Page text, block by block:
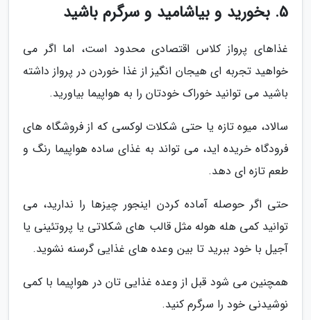
5. بخورید و بیاشامید و سرگرم باشید
غذاهای پرواز کلاس اقتصادی محدود است، اما اگر می
خواهید تجربه ای هیجان انگیز از غذا خوردن در پرواز داشته
باشید می توانید خوراک خودتان را به هواپیما بیاورید.
سالاد، میوه تازه یا حتی شکلات لوکسی که از فروشگاه های
فرودگاه خریده اید، می تواند به غذای ساده هواپیما رنگ و
طعم تازه ای دهد.
حتی اگر حوصله آماده کردن اینجور چیزها را ندارید، می
توانید کمی هله هوله مثل قالب های شکلاتی یا پروتئینی یا
آجیل با خود ببرید تا بین وعده های غذایی گرسنه نشوید.
همچنین می شود قبل از وعده غذایی تان در هواپیما با کمی
نوشیدنی خود را سرگرم کنید.